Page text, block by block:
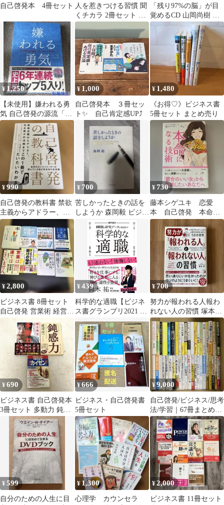
自己啓発本 4冊セット 人を惹きつける習慣 聞
くチカラ 2冊セット ビ
ジネス書
「残り97%の脳」が目
覚めるCD 山岡尚樹 監
修
¥1,250
【未使用】嫌われる勇
気 自己啓発の源流「ア
ドラー」の教え
¥1,000
自己啓発本 ３冊セッ
ト✨ 自己肯定感UP⤴︎
¥ 1,480
《お得♡》ビジネス書
5冊セット まとめ売り
¥990
自己啓発の教科書 禁欲
主義からアドラー、引
き寄せの法則まで
¥ 700
苦しかったときの話を
しようか 森岡毅 ビジネ
ス書 自己啓発
¥730
藤本シゲユキ 恋愛
本 自己啓発 本命に
なる技術 婚活
¥2,800
ビジネス書 8冊セット
自己啓発 営業術 経営
R135
¥439
科学的な適職【ビジネ
ス書グランプリ2021 自
己啓発部門 受賞! 】
¥700
努力が報われる人報わ
れない人の習慣 塚本亮
ビジネス書
¥690
ビジネス書 自己啓発本
3冊セット 多動力 鈍感
力 トヨタ式 自分「カイ
ゼン」術
¥666
ビジネス・自己啓発書
5冊セット
¥9,000
自己啓発/ビジネス/思考
法/学習｜67冊まとめ売
り
¥599
自分のための人生に目
¥ 1,300
心理学 カウンセラ
¥2,000
ビジネス書 11冊セット